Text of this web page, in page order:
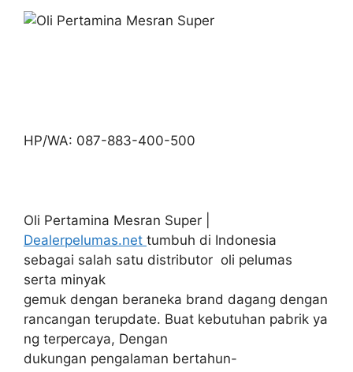
HP/WA: 087-883-400-500
Oli Pertamina Mesran Super |
Dealerpelumas.net tumbuh di Indonesia
sebagai salah satu distributor oli pelumas
serta minyak
gemuk dengan beraneka brand dagang dengan
rancangan terupdate. Buat kebutuhan pabrik ya
ng terpercaya, Dengan
dukungan pengalaman bertahun-